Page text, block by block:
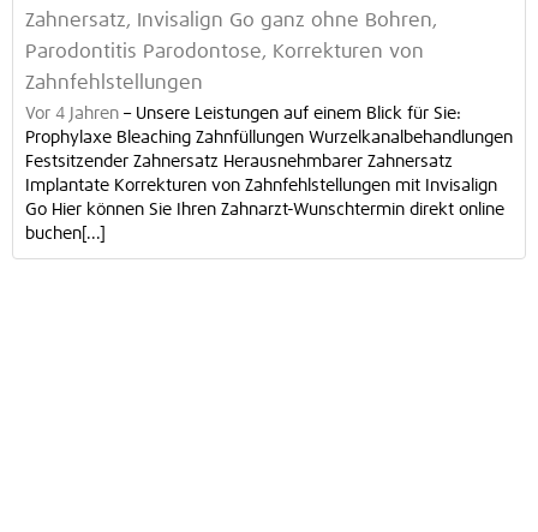
Zahnersatz, Invisalign Go ganz ohne Bohren,
Parodontitis Parodontose, Korrekturen von
Zahnfehlstellungen
Vor 4 Jahren – Unsere Leistungen auf einem Blick für Sie:
Prophylaxe Bleaching Zahnfüllungen Wurzelkanalbehandlungen
Festsitzender Zahnersatz Herausnehmbarer Zahnersatz
Implantate Korrekturen von Zahnfehlstellungen mit Invisalign
Go Hier können Sie Ihren Zahnarzt-Wunschtermin direkt online
buchen[...]